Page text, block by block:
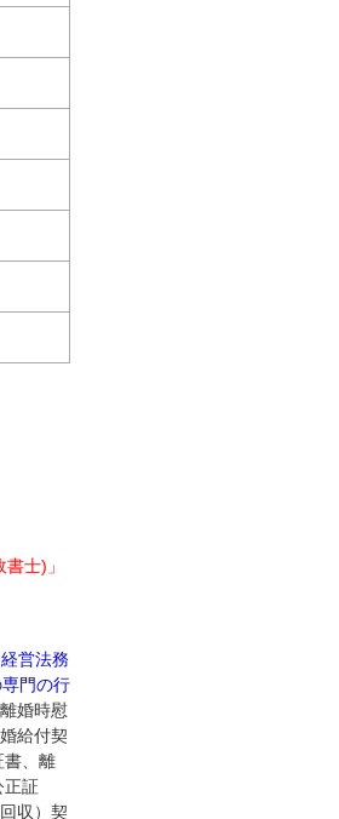
士)」
営法務
門の行
婚時慰
給付契
書、離
正証
収）契